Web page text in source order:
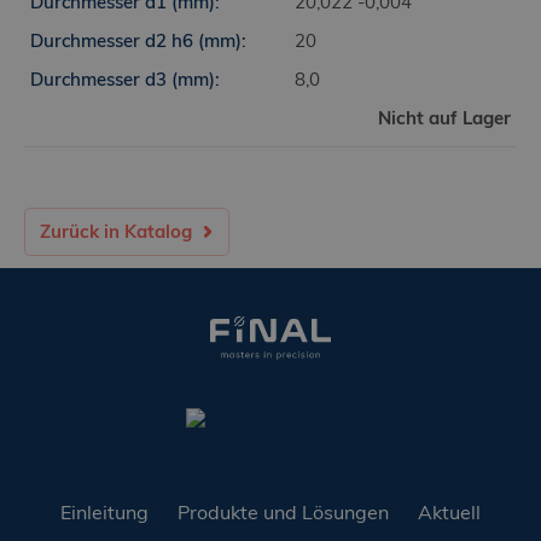
20,022 -0,004
20
8,0
Nicht auf Lager
Zurück in Katalog
Einleitung Produkte und Lösungen Aktuell